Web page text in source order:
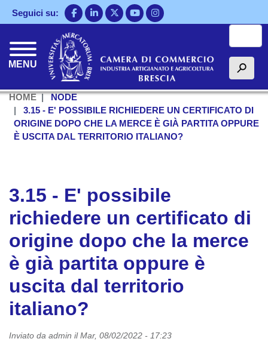
Salta
al
Seguici su:
MENU h
HOME
NODE
3.15 - E' POSSIBILE RICHIEDERE UN CERTIFICATO DI
ORIGINE DOPO CHE LA MERCE È GIÀ PARTITA OPPURE
È USCITA DAL TERRITORIO ITALIANO?
3.15 - E' possibile
richiedere un certificato di
origine dopo che la merce
è già partita oppure è
uscita dal territorio
italiano?
Inviato da admin ilMar, 08/02/2022 - 17:23